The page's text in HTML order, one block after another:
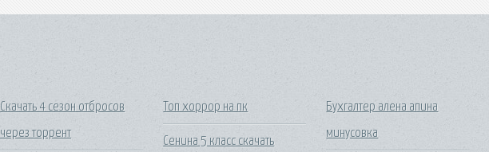
Скачать 4 сезон отбросов
через торрент
Топ хоррор на пк
Сенина 5 класс скачать
Бухгалтер алена апина
минусовка